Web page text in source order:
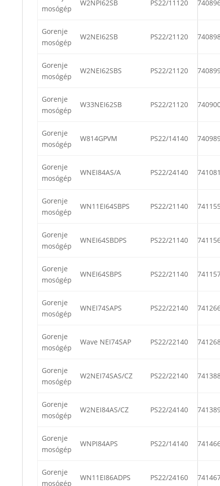
mosógép
W2NPI62SB PS22/11120
Gorenje
mosógép
W2NEI62SB PS22/21120
Gorenje
mosógép
W2NEI62SBS PS22/21120
Gorenje
mosógép
W33NEI62SB PS22/21120
Gorenje
mosógép
W814GPVM PS22/14140
Gorenje
mosógép
WNEI84AS/A PS22/24140
Gorenje
mosógép
WN11EI64SBPS PS22/21140
Gorenje
mosógép
WNEI64SBDPS PS22/21140
Gorenje
mosógép
WNEI64SBPS PS22/21140
Gorenje
mosógép
WNEI74SAPS PS22/22140
Gorenje
mosógép
Wave NEI74SAP PS22/22140
Gorenje
mosógép
W2NEI74SAS/CZ PS22/22140
Gorenje
mosógép
W2NEI84AS/CZ PS22/24140
Gorenje
mosógép
WNPI84APS PS22/14140
Gorenje
mosógép
WN11EI86ADPS PS22/24160